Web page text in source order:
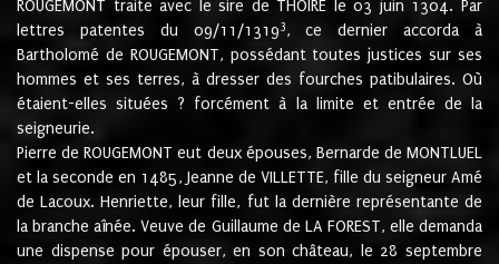
ROUGEMONT traite avec le sire de THOIRE le 03 juin 1304. Par
lettres patentes du 09/11/13193, ce dernier accorda à
Bartholomé de ROUGEMONT, possédant toutes justices sur ses
hommes et ses terres, à dresser des fourches patibulaires. Où
étaient-elles situées ? forcément à la limite et entrée de la
seigneurie.
Pierre de ROUGEMONT eut deux épouses, Bernarde de MONTLUEL
et la seconde en 1485, Jeanne de VILLETTE, fille du seigneur Amé
de Lacoux. Henriette, leur fille, fut la dernière représentante de
la branche aînée. Veuve de Guillaume de LA FOREST, elle demanda
une dispense pour épouser, en son château, le 28 septembre